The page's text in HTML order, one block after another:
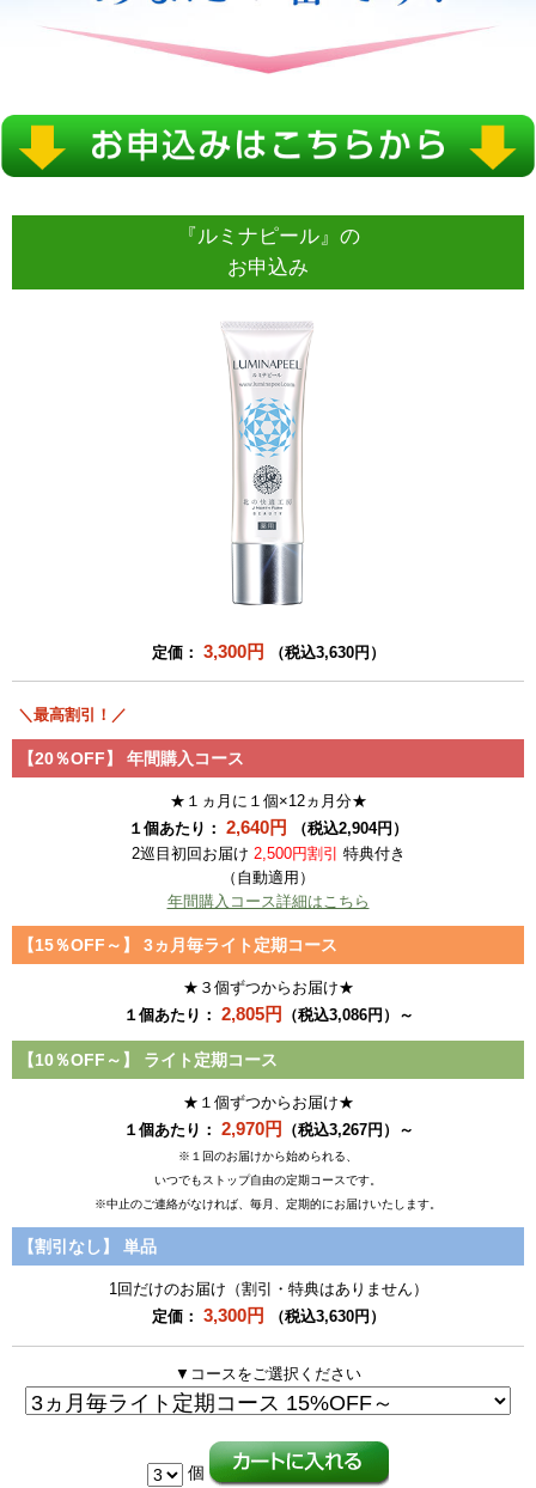
『ルミナピール』の
お申込み
定価： 3,300円 （税込3,630円）
＼最高割引！／
【20％OFF】 年間購入コース
★１ヵ月に１個×12ヵ月分★
１個あたり： 2,640円
（税込2,904円）
2巡目初回お届け 2,500円割引 特典付き
（自動適用）
年間購入コース詳細はこちら
【15％OFF～】 3ヵ月毎ライト定期コース
★３個ずつからお届け★
１個あたり： 2,805円 （税込3,086円）～
【10％OFF～】 ライト定期コース
★１個ずつからお届け★
１個あたり： 2,970円 （税込3,267円）～
※１回のお届けから始められる、
いつでもストップ自由の定期コースです。
※中止のご連絡がなければ、毎月、定期的にお届けいたします。
【割引なし】 単品
1回だけのお届け（割引・特典はありません）
定価： 3,300円 （税込3,630円）
▼コースをご選択ください
個